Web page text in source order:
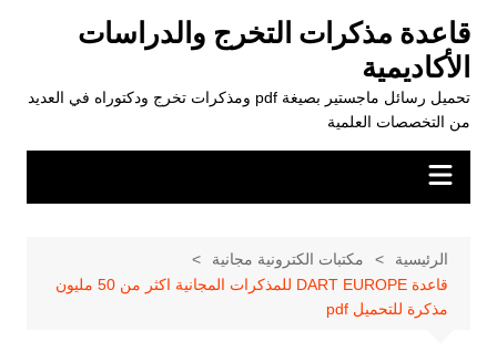
المحتوى
قاعدة مذكرات التخرج والدراسات
الأكاديمية
تحميل رسائل ماجستير بصيغة pdf ومذكرات تخرج ودكتوراه في العديد
من التخصصات العلمية
الرئيسية
مكتبات الكترونية مجانية
قاعدة DART EUROPE للمذكرات المجانية اكثر من 50 مليون
مذكرة للتحميل pdf